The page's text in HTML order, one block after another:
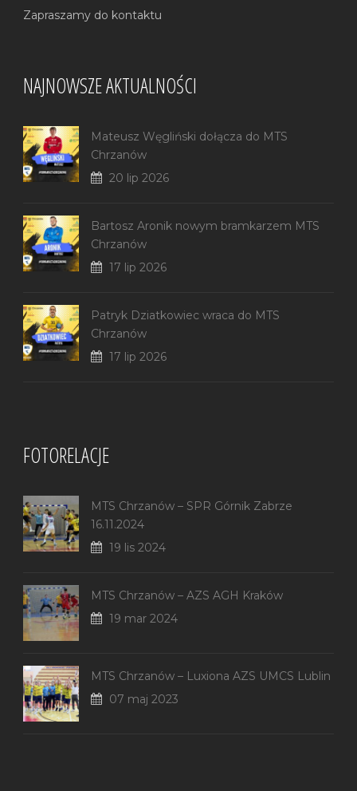
Zapraszamy do kontaktu
NAJNOWSZE AKTUALNOŚCI
Mateusz Węgliński dołącza do MTS
Chrzanów
20 lip 2026
Bartosz Aronik nowym bramkarzem MTS
Chrzanów
17 lip 2026
Patryk Dziatkowiec wraca do MTS
Chrzanów
17 lip 2026
FOTORELACJE
MTS Chrzanów – SPR Górnik Zabrze
16.11.2024
19 lis 2024
MTS Chrzanów – AZS AGH Kraków
19 mar 2024
MTS Chrzanów – Luxiona AZS UMCS Lublin
07 maj 2023